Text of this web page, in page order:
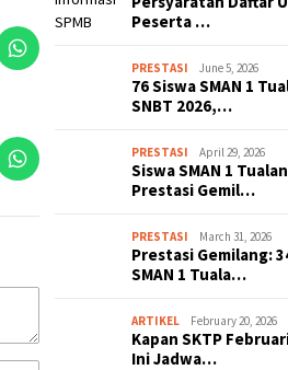
Peserta …
PRESTASI June 5, 2026
76 Siswa SMAN 1
SNBT 2026,…
PRESTASI April 29, 2026
Siswa SMAN 1
Prestasi Gemil…
PRESTASI March 31, 2026
Prestasi Gemilang:
SMAN 1 Tuala…
ARTIKEL February 20, 2026
Kapan SKTP
Ini Jadwa…